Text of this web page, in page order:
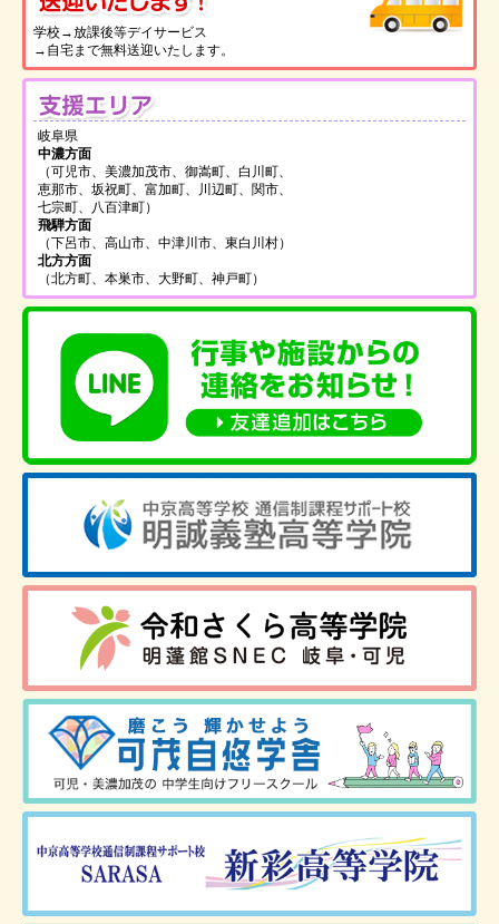
学校→放課後等デイサービス
→自宅まで無料送迎いたします。
岐阜県
中濃方面
（可児市、美濃加茂市、御嵩町、白川町、
恵那市、坂祝町、富加町、川辺町、関市、
七宗町、八百津町）
飛騨方面
（下呂市、高山市、中津川市、東白川村）
北方方面
（北方町、本巣市、大野町、神戸町）